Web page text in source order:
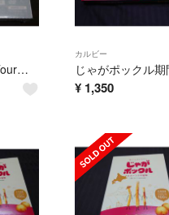
Perfume 6th Tour 2016「COSMIC EXPLORER」（…
カルビー
¥ 1,350